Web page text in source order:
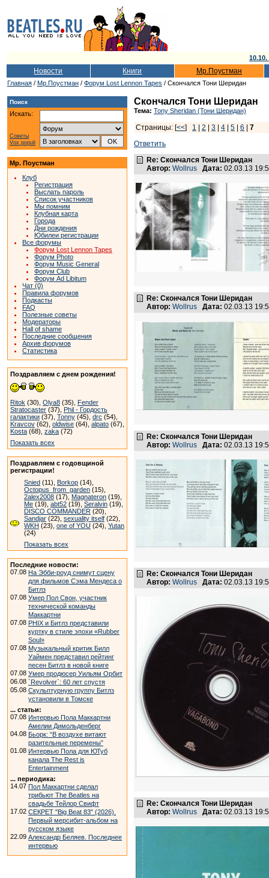
Новости Книги Мр.Поустман
Главная / Мр.Поустман / Форум Lost Lennon Tapes / Скончался Тони Шеридан
Поиск
Искать:
Советы
Vox populi
Мр. Поустман
Клуб
Регистрация
Выслать пароль
Список участников
Мы помним
Клубная карта
Города
Дни рождения
Юбилеи регистрации
Все форумы
Форум Lost Lennon Tapes
Форум Photo
Форум Music General
Форум Club
Форум Ad Libitum
Чат (0)
Правила форумов
Подкасты
FAQ
Полезные советы
Модераторы
Hall of shame
Последние сообщения
Архив форумов
Статистика
Поздравляем с днем рождения!
Ritok (30), Olya8 (35), Fender
Stratocaster (37), Phil - Гордость
галактики (37), Tonny (45), drc (54),
Kravcov (62), oldwise (64), alpato (67),
Kosta (68), zaka (72)
Показать всех
Поздравляем с годовщиной
регистрации!
Snied (11), Borkop (14),
Octopus_from_garden (15),
2alex2008 (17), Magnateron (19),
Me (19), abt52 (19), Seralvin (19),
DISCO COMMANDER (20),
Sandjar (22), sexuality itself (22),
WKH (23), one of YOU (24), Yutan
(24)
Показать всех
Последние новости:
07.08 На Эбби-роуд снимут сцену
для фильмов Сэма Мендеса о
Битлз
07.08 Умер Пол Свон, участник
технической команды
Маккартни
07.08 PHIX и Битлз представили
куртку в стиле эпохи «Rubber
Soul»
07.08 Музыкальный критик Билл
Уаймен представил рейтинг
песен Битлз в новой книге
07.08 Умер продюсер Уильям Орбит
06.08 `Revolver`: 60 лет спустя
05.08 Скульптурную группу Битлз
установили в Томске
... статьи:
07.08 Интервью Пола Маккартни
Амелии Димольденберг
04.08 Бьорк: “В воздухе витают
разительные перемены”
01.08 Интервью Пола для ЮТуб
канала The Rest is
Entertainment
... периодика:
14.07 Пол Маккартни сделал
трибьют The Beatles на
свадьбе Тейлор Свифт
17.02 СЕКРЕТ "Big Beat 83" (2026).
Первый мерсибит-альбом на
русском языке
22.09 Александр Беляев. Последнее
интервью
Скончался Тони Шеридан
Тема: Tony Sheridan (Тони Шеридан)
Страницы: [<<] 1 2 3 4 5 6
7
Ответить
Re: Скончался Тони Шеридан
Автор: Wollrus Дата: 02.03.13
Re: Скончался Тони Шеридан
Автор: Wollrus Дата: 02.03.13
Re: Скончался Тони Шеридан
Автор: Wollrus Дата: 02.03.13
Re: Скончался Тони Шеридан
Автор: Wollrus Дата: 02.03.13
Re: Скончался Тони Шеридан
Автор: Wollrus Дата: 02.03.13